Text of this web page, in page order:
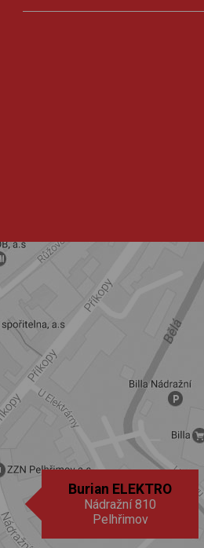
Burian ELEKTRO
Nádražní 810
Pelhřimov